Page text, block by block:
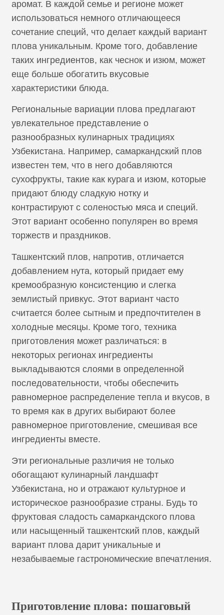
аромат. В каждой семье и регионе может
использоваться немного отличающееся
сочетание специй, что делает каждый вариант
плова уникальным. Кроме того, добавление
таких ингредиентов, как чеснок и изюм, может
еще больше обогатить вкусовые
характеристики блюда.
Региональные вариации плова предлагают
увлекательное представление о
разнообразных кулинарных традициях
Узбекистана. Например, самаркандский плов
известен тем, что в него добавляются
сухофрукты, такие как курага и изюм, которые
придают блюду сладкую нотку и
контрастируют с соленостью мяса и специй.
Этот вариант особенно популярен во время
торжеств и праздников.
Ташкентский плов, напротив, отличается
добавлением нута, который придает ему
кремообразную консистенцию и слегка
землистый привкус. Этот вариант часто
считается более сытным и предпочтителен в
холодные месяцы. Кроме того, техника
приготовления может различаться: в
некоторых регионах ингредиенты
выкладываются слоями в определенной
последовательности, чтобы обеспечить
равномерное распределение тепла и вкусов, в
то время как в других выбирают более
равномерное приготовление, смешивая все
ингредиенты вместе.
Эти региональные различия не только
обогащают кулинарный ландшафт
Узбекистана, но и отражают культурное и
историческое разнообразие страны. Будь то
фруктовая сладость самаркандского плова
или насыщенный ташкентский плов, каждый
вариант плова дарит уникальные и
незабываемые гастрономические впечатления.
Приготовление плова: пошаговый